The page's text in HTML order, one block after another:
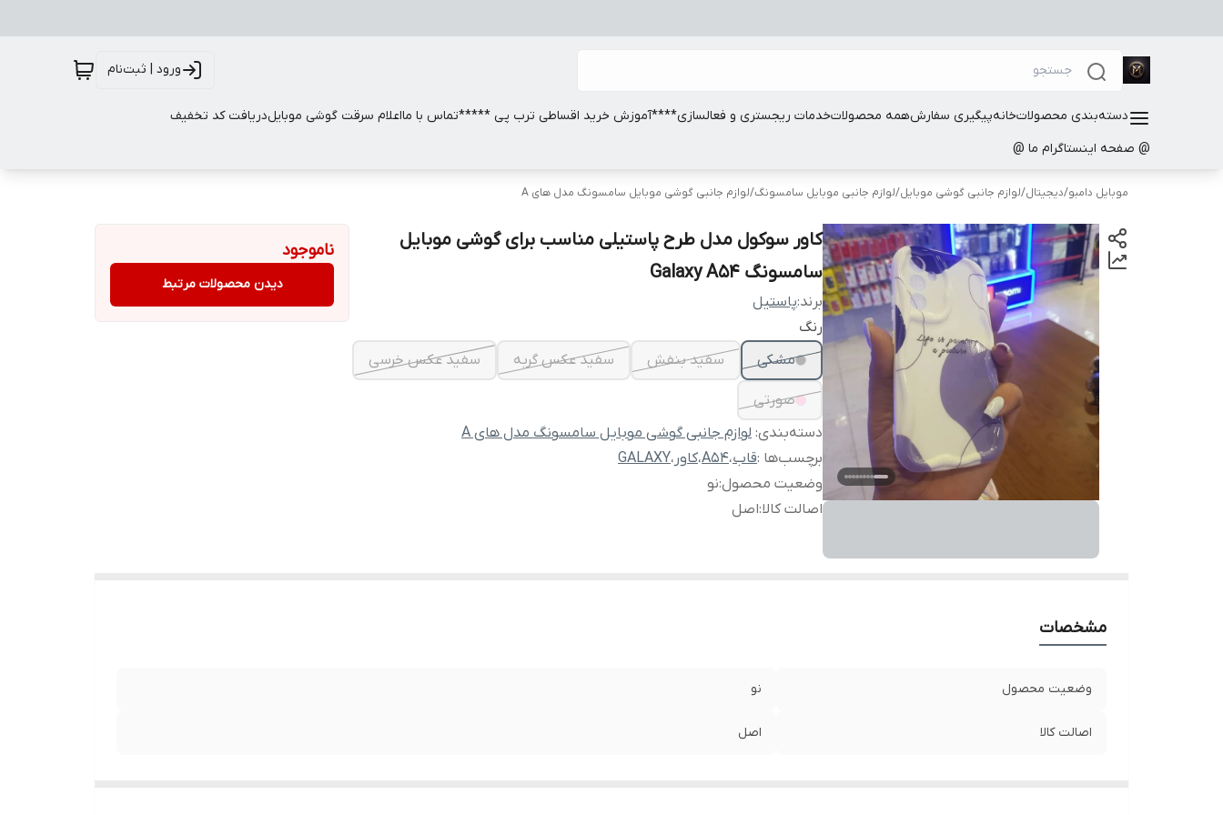
ورود | ثبت‌نام
دسته‌بندی محصولاتخانهپیگیری سفارشهمه محصولاتخدمات ریجستری و فعالسازی****آموزش خرید اقساطی ترب پی *****تماس با مااعلام سرقت گوشی موبایلدریافت کد تخفیف
@ صفحه اینستاگرام ما @
موبایل دامبو/دیجیتال/لوازم جانبی گوشی موبایل/لوازم جانبی موبایل سامسونگ/لوازم جانبی گوشی موبایل سامسونگ مدل های A
کاور سوکول مدل طرح پاستیلی مناسب برای گوشی موبایل
سامسونگ Galaxy A54
برند:پاستیل
رنگ
مشکی
سفید بنفش سفید عکس گربه سفید عکس خرسی
صورتی
دسته‌بندی: لوازم جانبی گوشی موبایل سامسونگ مدل های A
برچسب‌ها :قاب،A54،کاور ،GALAXY
وضعیت محصول:نو
اصالت کالا:اصل
ناموجود
دیدن محصولات مرتبط
مشخصات
وضعیت محصول نو
اصالت کالا اصل